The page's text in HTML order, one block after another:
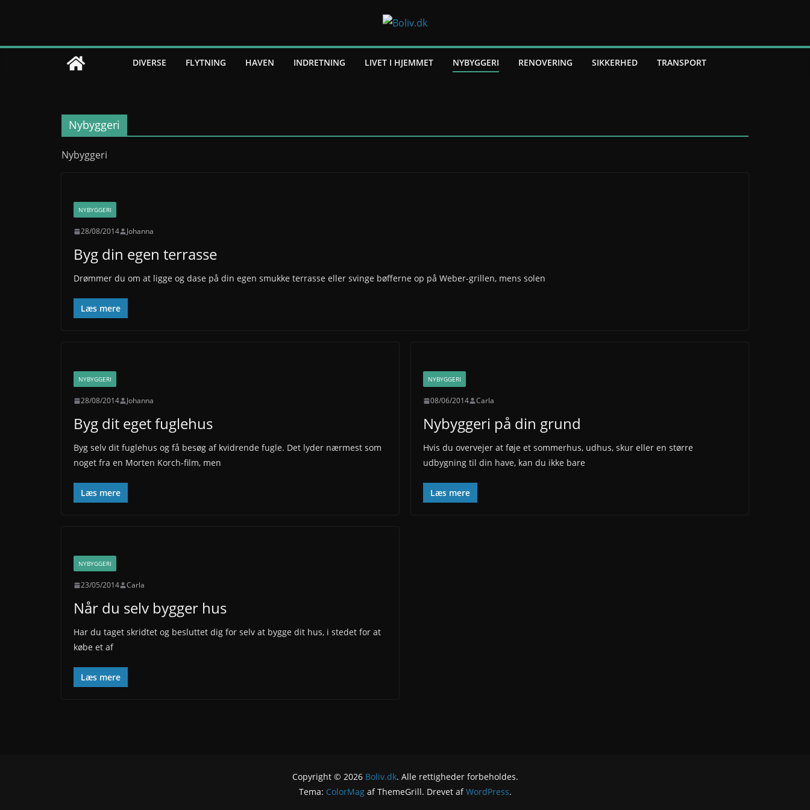
DIVERSE FLYTNING HAVEN INDRETNING LIVET I HJEMMET NYBYGGERI RENOVERING SIKKERHED TRANSPORT
Nybyggeri
Nybyggeri
NYBYGGERI
28/08/2014 Johanna
Byg din egen terrasse
Drømmer du om at ligge og dase på din egen smukke terrasse eller svinge bøfferne op på Weber-grillen, mens solen
Læs mere
NYBYGGERI
28/08/2014 Johanna
Byg dit eget fuglehus
Byg selv dit fuglehus og få besøg af kvidrende fugle. Det lyder nærmest som
noget fra en Morten Korch-film, men
Læs mere
NYBYGGERI
08/06/2014 Carla
Nybyggeri på din grund
Hvis du overvejer at føje et sommerhus, udhus, skur eller en større
udbygning til din have, kan du ikke bare
Læs mere
NYBYGGERI
23/05/2014 Carla
Når du selv bygger hus
Har du taget skridtet og besluttet dig for selv at bygge dit hus, i stedet for at
købe et af
Læs mere
Copyright © 2026 Boliv.dk. Alle rettigheder forbeholdes.
Tema: ColorMagaf ThemeGrill. Drevet afWordPress.